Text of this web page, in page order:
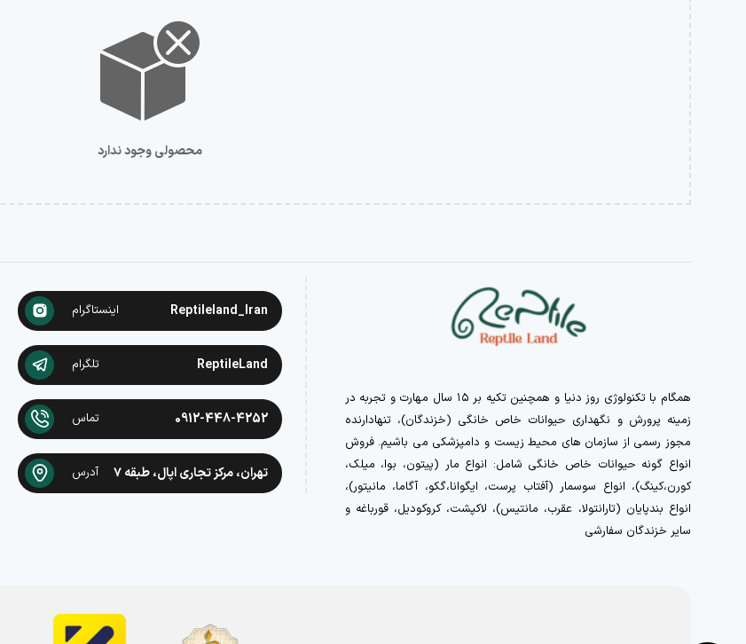
محصولی وجود ندارد
همگام با تکنولوژی روز دنیا و همچنین تکیه بر ۱۵ سال مهارت و تجربه در
زمینه پرورش و نگهداری حیوانات خاص خانگی (خزندگان)، تنهادارنده
مجوز رسمی از سازمان های محیط زیست و دامپزشکی می باشیم. فروش
انواع گونه حیوانات خاص خانگی شامل: انواع مار (پیتون، بوا، میلک،
کورن،کینگ)، انواع سوسمار (آفتاب پرست، ایگوانا،گکو، آگاما، مانیتور)،
انواع بندپایان (تارانتولا، عقرب، مانتیس)، لاکپشت، کروکودیل، قورباغه و
سایر خزندگان سفارشی
Reptileland_Iran اینستاگرام
ReptileLand تلگرام
0912-448-4252 تماس
تهران، مرکز تجاری اپال، طبقه ۷ آدرس